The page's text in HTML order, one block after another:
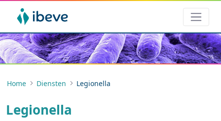
Home Diensten Legionella
Legionella